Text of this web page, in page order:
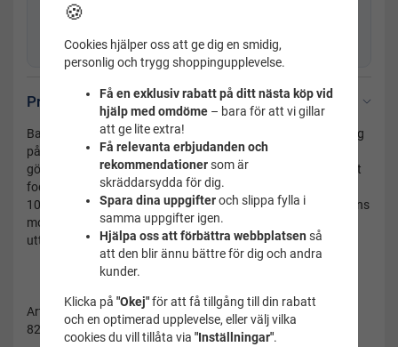
Svensk kundservice
Fysisk butik i Uppsala sedan 2001
Produktbeskrivning
Baddräkt dam med låg benskärning och hög rygg. Mycket tyg
på ryggen ger mycket stöd för bysten. Reglerbara axelband
gör att även kvinnor med lite längre rygg kan ha modellen. Ett
foder över bysten ger lite extra stadga. Materialet i tyget är
100% polyester och håller färgen och formen fint. Baddräktens
modell med de insydda fälten av ljusblått ger en förlåtande
uttryck åt figuren.
Artikelnummer:
82149-52
🍪
Cookies hjälper oss att ge dig en smidig,
personlig och trygg shoppingupplevelse.
Få en exklusiv rabatt på ditt nästa köp vid
hjälp med omdöme– bara för att vi gillar
att ge lite extra!
Få relevanta erbjudanden och
rekommendationersom är
skräddarsydda för dig.
Spara dina uppgifteroch slippa fylla i
samma uppgifter igen.
Hjälpa oss att förbättra webbplatsen så
att den blir ännu bättre för dig och andra
kunder.
Klicka på "Okej"för att få tillgång till din rabatt
och en optimerad upplevelse, eller välj vilka
cookies du vill tillåta via "Inställningar".